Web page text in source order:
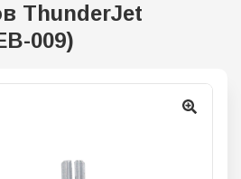
ThunderJet
009)